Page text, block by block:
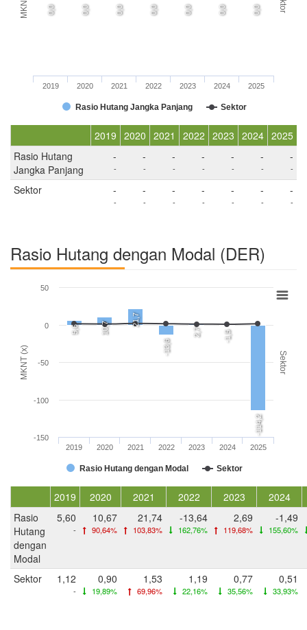
0,0 0,0 0,0 0,0 0,0 0,0 0,0
Rasio Hutang Jangka Panjang Sektor
2019 2020 2021 2022 2023 2024 2025
2019 2020 2021 2022 2023 2024 2025
Rasio Hutang
Jangka Panjang
-
-
-
-
-
-
-
-
-
-
-
-
-
-
Sektor -
-
-
-
-
-
-
-
-
-
-
-
-
-
Rasio Hutang dengan Modal (DER)
MKNT (x) Sektor
5,6 10,7
21,7
-13,6
2,7 -1,5
-114,2
Rasio Hutang dengan Modal Sektor
2019 2020 2021 2022 2023 2024 2025
-150
-100
-50
0
50
2019 2020 2021 2022 2023
2024
Rasio
Hutang
dengan
Modal
5,60
-
10,67
90,64%
21,74
103,83%
-13,64
162,76%
2,69
119,68%
-1,49
155,60%
Sektor 1,12
-
0,90
19,89%
1,53
69,96%
1,19
22,16%
0,77
35,56%
0,51
33,93%